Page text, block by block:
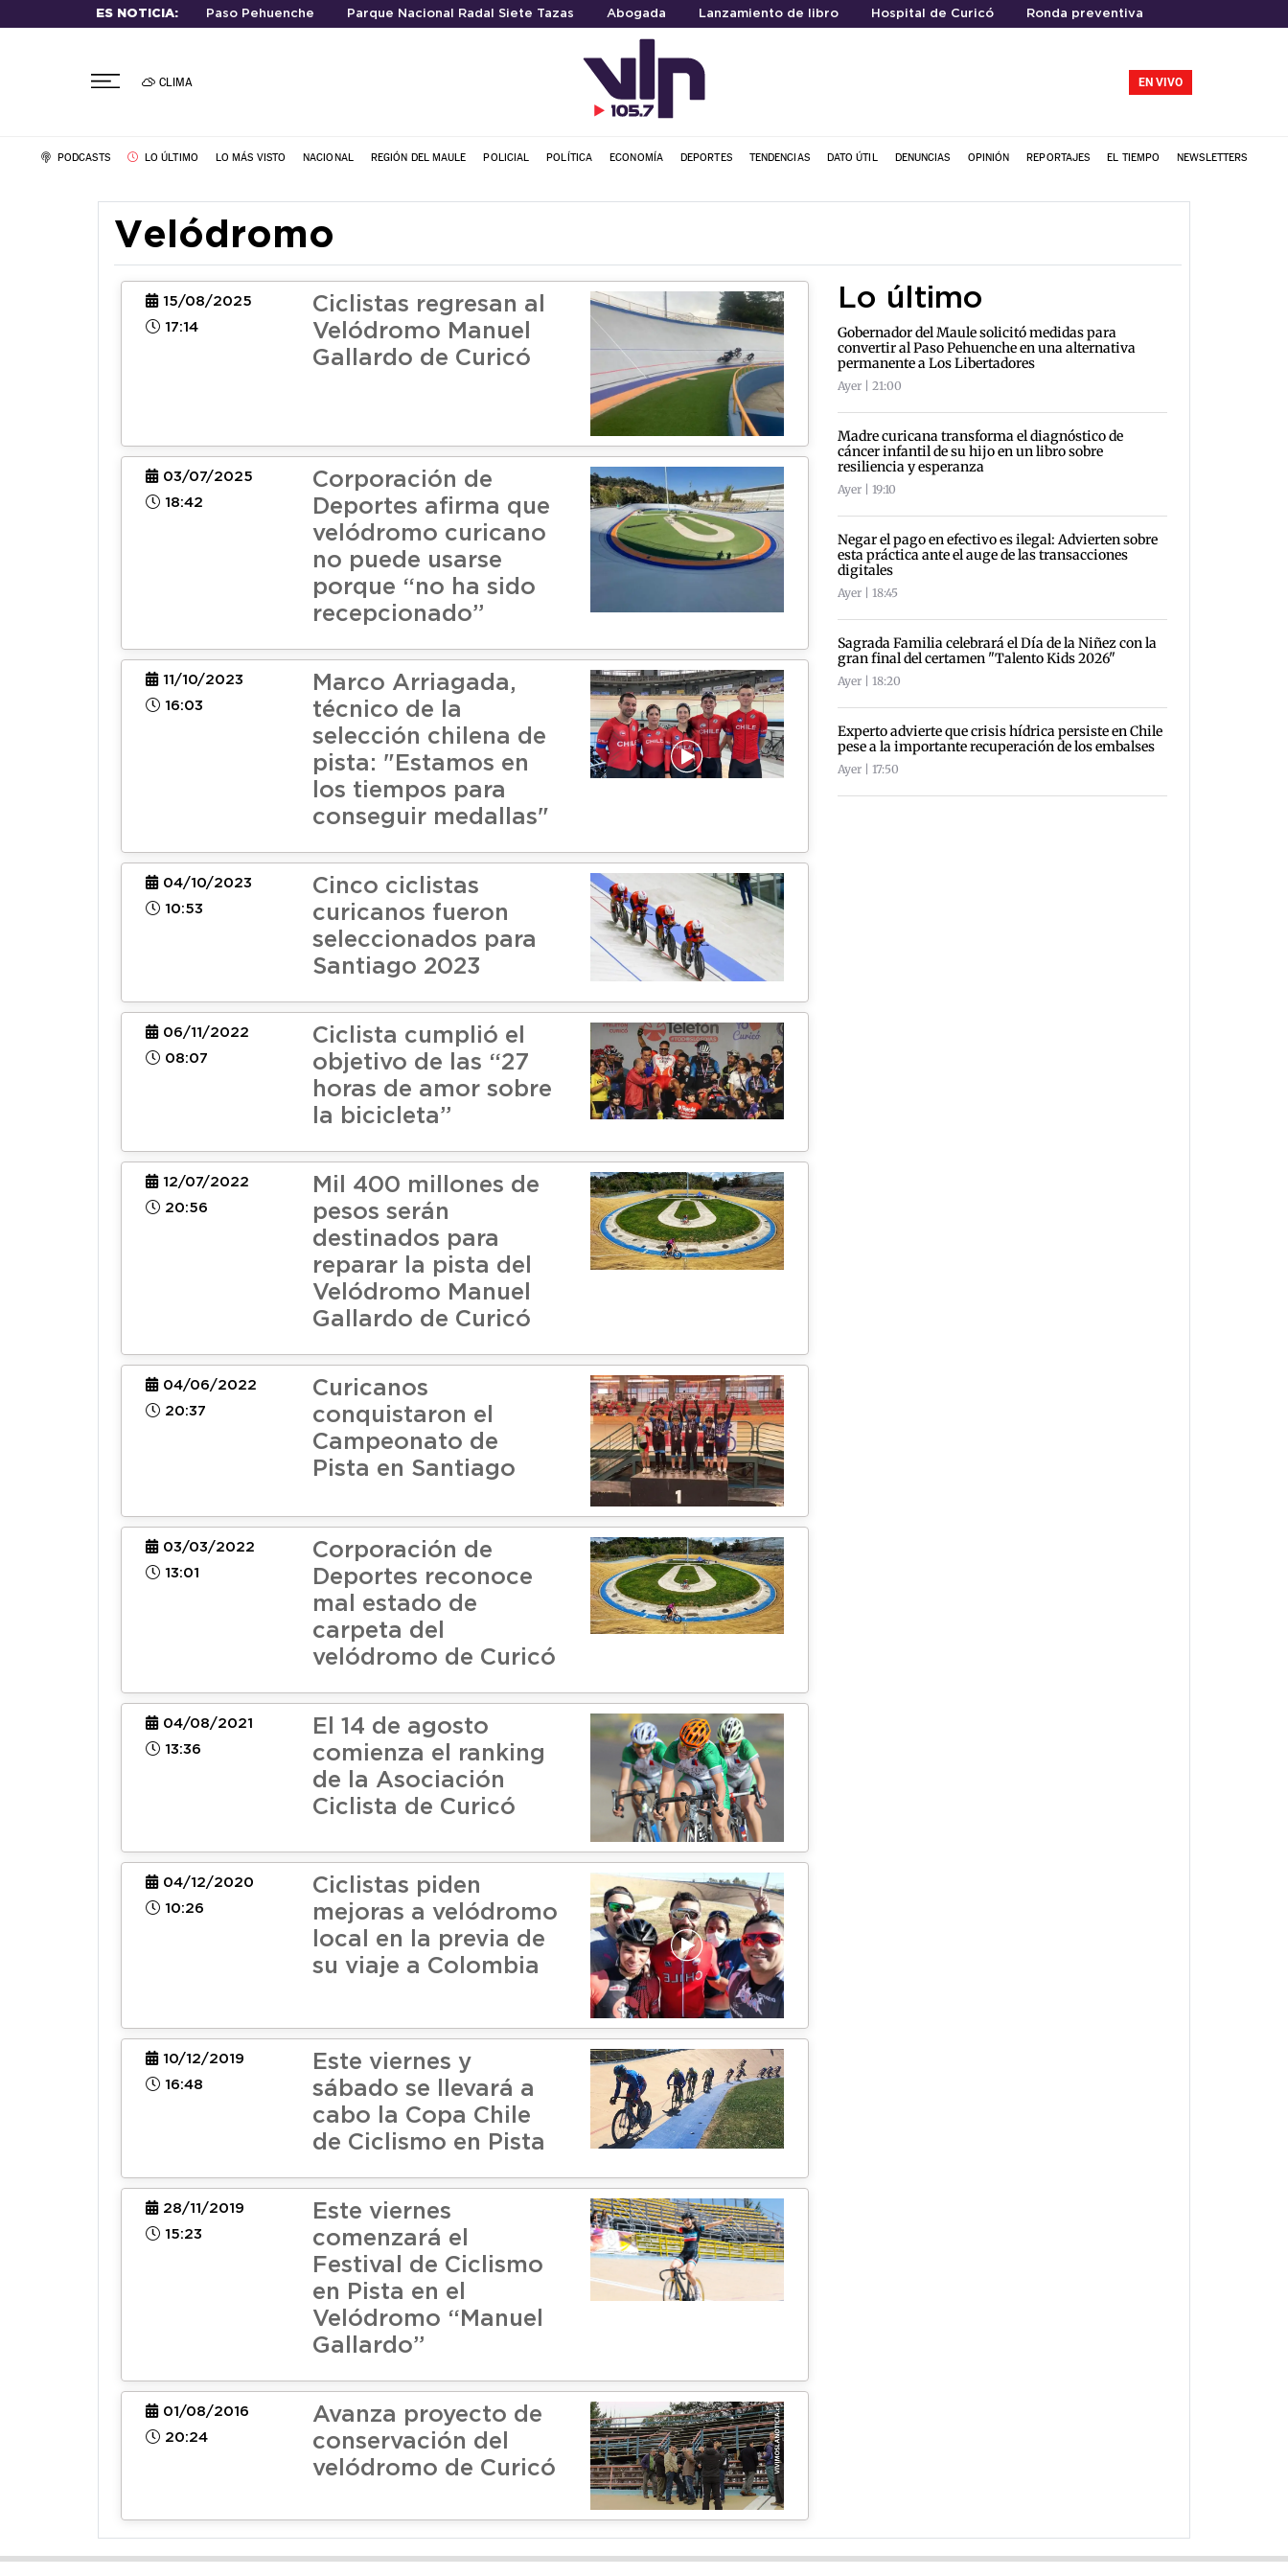
ES NOTICIA: Paso Pehuenche Parque Nacional Radal Siete Tazas Abogada Lanzamiento de libro Hospital de Curicó Ronda preventiva
CLIMA EN VIVO
PODCASTS LO ÚLTIMO LO MÁS VISTO NACIONAL REGIÓN DEL MAULE POLICIAL POLÍTICA ECONOMÍA DEPORTES TENDENCIAS DATO ÚTIL DENUNCIAS OPINIÓN REPORTAJES EL TIEMPO NEWSLETTERS
Velódromo
15/08/2025
17:14
Ciclistas regresan al
Velódromo Manuel
Gallardo de Curicó
03/07/2025
18:42
Corporación de
Deportes afirma que
velódromo curicano
no puede usarse
porque “no ha sido
recepcionado”
11/10/2023
16:03
Marco Arriagada,
técnico de la
selección chilena de
pista: "Estamos en
los tiempos para
conseguir medallas"
04/10/2023
10:53
Cinco ciclistas
curicanos fueron
seleccionados para
Santiago 2023
06/11/2022
08:07
Ciclista cumplió el
objetivo de las “27
horas de amor sobre
la bicicleta”
12/07/2022
20:56
Mil 400 millones de
pesos serán
destinados para
reparar la pista del
Velódromo Manuel
Gallardo de Curicó
04/06/2022
20:37
Curicanos
conquistaron el
Campeonato de
Pista en Santiago
03/03/2022
13:01
Corporación de
Deportes reconoce
mal estado de
carpeta del
velódromo de Curicó
04/08/2021
13:36
El 14 de agosto
comienza el ranking
de la Asociación
Ciclista de Curicó
04/12/2020
10:26
Ciclistas piden
mejoras a velódromo
local en la previa de
su viaje a Colombia
10/12/2019
16:48
Este viernes y
sábado se llevará a
cabo la Copa Chile
de Ciclismo en Pista
28/11/2019
15:23
Este viernes
comenzará el
Festival de Ciclismo
en Pista en el
Velódromo “Manuel
Gallardo”
01/08/2016
20:24
Avanza proyecto de
conservación del
velódromo de Curicó
Lo último
Gobernador del Maule solicitó medidas para
convertir al Paso Pehuenche en una alternativa
permanente a Los Libertadores
Ayer | 21:00
Madre curicana transforma el diagnóstico de
cáncer infantil de su hijo en un libro sobre
resiliencia y esperanza
Ayer | 19:10
Negar el pago en efectivo es ilegal: Advierten sobre
esta práctica ante el auge de las transacciones
digitales
Ayer | 18:45
Sagrada Familia celebrará el Día de la Niñez con la
gran final del certamen "Talento Kids 2026"
Ayer | 18:20
Experto advierte que crisis hídrica persiste en Chile
pese a la importante recuperación de los embalses
Ayer | 17:50